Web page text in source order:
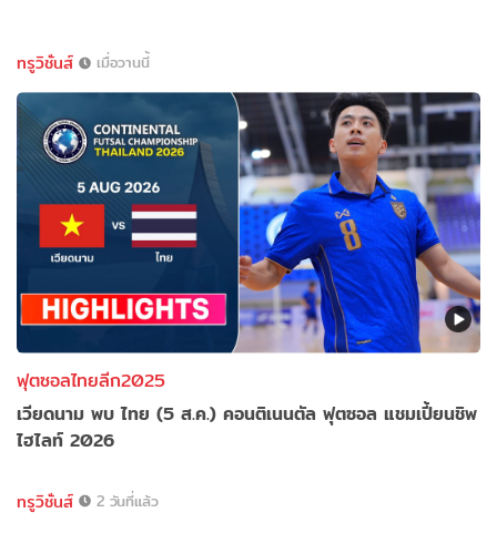
ทรูวิชั่นส์ เมื่อวานนี้
ฟุตซอลไทยลีก2025
เวียดนาม พบ ไทย (5 ส.ค.) คอนติเนนตัล ฟุตซอล แชมเปี้ยนชิพ
ไฮไลท์ 2026
ทรูวิชั่นส์ 2 วันที่แล้ว